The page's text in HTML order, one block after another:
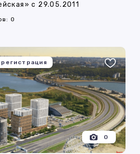
с 29.05.2011
0
0